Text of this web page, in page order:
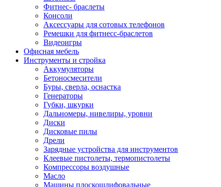
Фитнес- браслеты
Консоли
Аксессуары для сотовых телефонов
Ремешки для фитнесс-браслетов
Видеоигры
Офисная мебель
Инструменты и стройка
Аккумуляторы
Бетоносмесители
Буры, сверла, оснастка
Генераторы
Губки, шкурки
Дальномеры, нивелиры, уровни
Диски
Дисковые пилы
Дрели
Зарядные устройства для инструментов
Клеевые пистолеты, термопистолеты
Компрессоры воздушные
Масло
Машины плоскошлифовальные